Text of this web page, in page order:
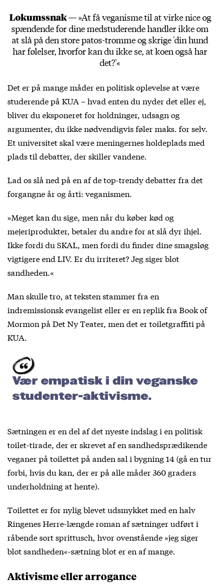
Lokumssnak —»At få veganisme til at virke nice og
spændende for dine medstuderende handler ikke om
at slå på den store patos-tromme og skrige 'din hund
har følelser, hvorfor kan du ikke se, at koen også har
det?'«
Det er på mange måder en politisk oplevelse at være
studerende på KUA – hvad enten du nyder det eller ej,
bliver du eksponeret for holdninger, udsagn og
argumenter, du ikke nødvendigvis føler maks. for selv.
Et universitet skal være meningernes holdeplads med
plads til debatter, der skiller vandene.
Lad os slå ned på en af de top-trendy debatter fra det
forgangne år og årti: veganismen.
»Meget kan du sige, men når du køber kød og
mejeriprodukter, betaler du andre for at slå dyr ihjel.
Ikke fordi du SKAL, men fordi du finder dine smagsløg
vigtigere end LIV. Er du irriteret? Jeg siger blot
sandheden.«
Man skulle tro, at teksten stammer fra en
indremissionsk evangelist eller er en replik fra Book of
Mormon på Det Ny Teater, men det er toiletgraffiti på
KUA.
Vær empatisk i din veganske
studenter-aktivisme.
Sætningen er en del af det nyeste indslag i en politisk
toilet-tirade, der er skrevet af en sandhedsprædikende
veganer på toilettet på anden sal i bygning 14 (gå en tur
forbi, hvis du kan, der er på alle måder 360 graders
underholdning at hente).
Toilettet er for nylig blevet udsmykket med en halv
Ringenes Herre-længde roman af sætninger udført i
råbende sort sprittusch, hvor ovenstående »jeg siger
blot sandheden«-sætning blot er en af mange.
Aktivisme eller arrogance